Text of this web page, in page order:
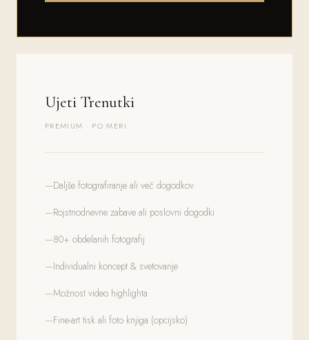
Ujeti Trenutki
PREMIUM · PO MERI
Daljše fotografiranje ali več dogodkov
Rojstnodnevne zabave ali poslovni dogodki
80+ obdelanih fotografij
Individualni koncept & svetovanje
Možnost video highlighta
Fine-art tisk ali foto knjiga (opcijsko)